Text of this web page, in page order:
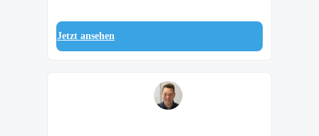
Jetzt ansehen